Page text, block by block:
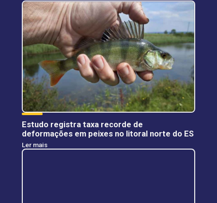
Estudo registra taxa recorde de
deformações em peixes no litoral norte do ES
Ler mais